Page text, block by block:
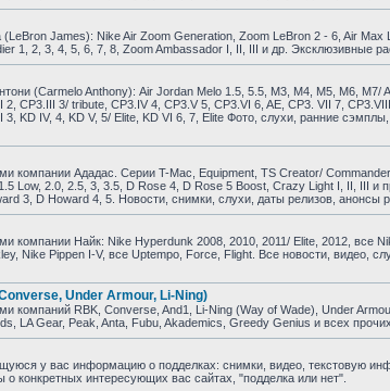
James): Nike Air Zoom Generation, Zoom LeBron 2 - 6, Air Max
1, 2, 3, 4, 5, 6, 7, 8, Zoom Ambassador I, II, III и др. Эксклюзивные
(Carmelo Anthony): Air Jordan Melo 1.5, 5.5, M3, M4, M5, M6,
2, CP3.III 3/ tribute, CP3.IV 4, CP3.V 5, CP3.VI 6, AE, CP3. VII 7,
3, KD IV, 4, KD V, 5/ Elite, KD VI 6, 7, Elite Фото, слухи, ранние
компании Ададас. Серии T-Mac, Equipment, TS Creator/
Low, 2.0, 2.5, 3, 3.5, D Rose 4, D Rose 5 Boost, Crazy Light I, II, III и
3, D Howard 4, 5. Новости, снимки, слухи, даты релизов, анонсы
компании Найк: Nike Hyperdunk 2008, 2010, 2011/ Elite, 2012, все
Nike Pippen I-V, все Uptempo, Force, Flight. Все новости, видео,
Under Armour, Li-Ning)
компаний RBK, Converse, And1, Li-Ning (Way of Wade), Under
LA Gear, Peak, Anta, Fubu, Akademics, Greedy Genius и всех
у вас информацию о подделках: снимки, видео, текстовую
о конкретных интересующих вас сайтах, "подделка или нет".